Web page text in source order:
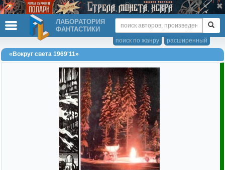
ЛАБОРАТОРИЯ
ФАНТАСТИКИ
расширенный
поиск по жанру
«Вокруг света 1969'11»